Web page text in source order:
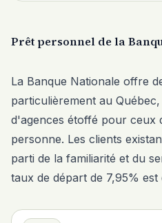
Prêt personnel de la
La Banque Nationale offre
particulièrement au
d'agences étoffé pour ceux
personne. Les clients
parti de la familiarité et du
taux de départ de 7,95%